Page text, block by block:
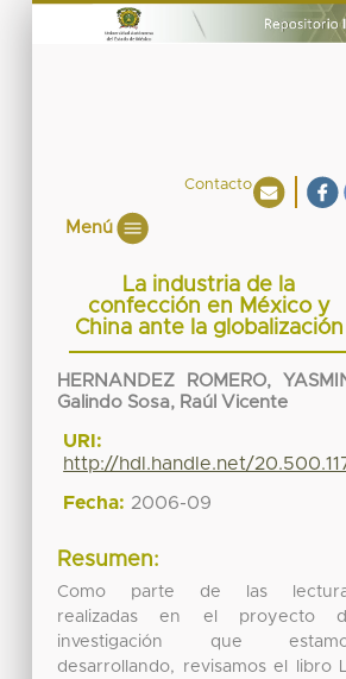
Contacto
Menú
La industria de la
confección en México y
China ante la globalización
HERNANDEZ ROMERO,
Galindo Sosa, Raúl Vicente
URI:
http://hdl.handle.net/
Fecha: 2006-09
Resumen:
Como parte de las
realizadas en el proyecto
investigación que
desarrollando, revisamos el libro